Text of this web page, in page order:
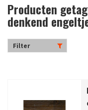
Producten
denkend
Filter